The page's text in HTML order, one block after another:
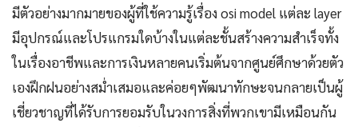
มีตัวอย่างมากมายของผู้ที่ใช้ความรู้เรื่อง osi model แต่ละ layer
มีอุปกรณ์และโปรแกรมใดบ้างในแต่ละชั้นสร้างความสำเร็จทั้ง
ในเรื่องอาชีพและการเงินหลายคนเริ่มต้นจากศูนย์ศึกษาด้วยตัว
เองฝึกฝนอย่างสม่ำเสมอและค่อยๆพัฒนาทักษะจนกลายเป็นผู้
เชี่ยวชาญที่ได้รับการยอมรับในวงการสิ่งที่พวกเขามีเหมือนกัน